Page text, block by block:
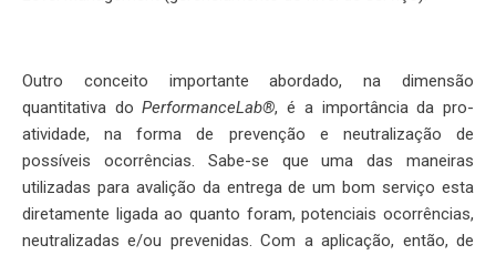
Outro conceito importante abordado, na dimensão
quantitativa doPerformanceLab®, é a importância da pro-
atividade, na forma de prevenção e neutralização de
possíveis ocorrências. Sabe-se que uma das maneiras
utilizadas para avalição da entrega de um bom serviço esta
diretamente ligada ao quanto foram, potenciais ocorrências,
neutralizadas e/ou prevenidas. Com a aplicação, então, de